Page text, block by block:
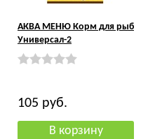
АКВА МЕНЮ Корм для рыб
Универсал-2
105 руб.